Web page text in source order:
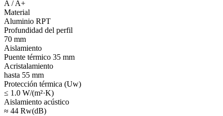
A / A+
Material
Aluminio RPT
Profundidad del perfil
70 mm
Aislamiento
Puente térmico 35 mm
Acristalamiento
hasta 55 mm
Protección térmica (Uw)
≤ 1.0 W/(m²·K)
Aislamiento acústico
≈ 44 Rw(dB)